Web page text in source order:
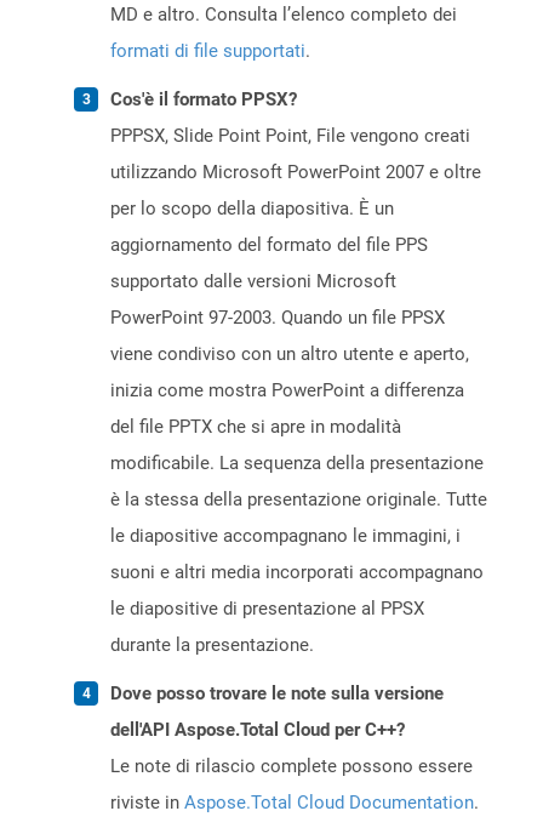
MD e altro. Consulta l’elenco completo dei
formati di file supportati.
Cos'è il formato PPSX?
PPPSX, Slide Point Point, File vengono creati
utilizzando Microsoft PowerPoint 2007 e oltre
per lo scopo della diapositiva. È un
aggiornamento del formato del file PPS
supportato dalle versioni Microsoft
PowerPoint 97-2003. Quando un file PPSX
viene condiviso con un altro utente e aperto,
inizia come mostra PowerPoint a differenza
del file PPTX che si apre in modalità
modificabile. La sequenza della presentazione
è la stessa della presentazione originale. Tutte
le diapositive accompagnano le immagini, i
suoni e altri media incorporati accompagnano
le diapositive di presentazione al PPSX
durante la presentazione.
Dove posso trovare le note sulla versione
dell'API Aspose.Total Cloud per C++?
Le note di rilascio complete possono essere
riviste in Aspose.Total Cloud Documentation.